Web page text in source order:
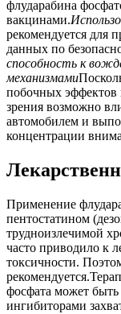
флударабина
вакцинами.
рекомендуется для
данных по
способность к
механизмами
побочных эффектов
зрения возможно
автомобилем и
концентрации
Применение
пентостатином
трудноизлечимой
часто приводило к
токсичности.
фосфата может
ингибиторами